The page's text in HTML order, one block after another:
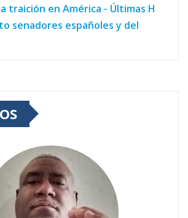
traición en América - Últimas H
senadores españoles y del